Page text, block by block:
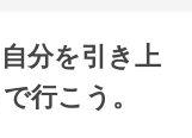
分を引き上
行こう。